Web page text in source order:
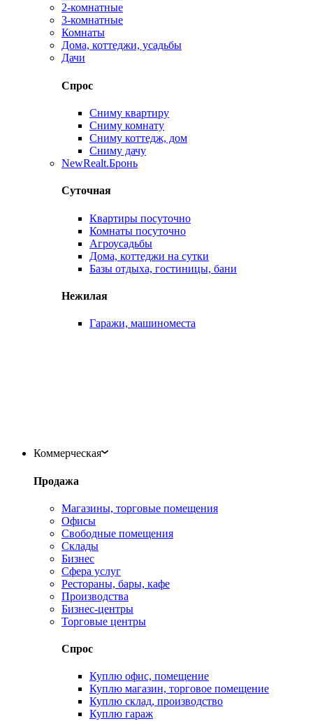
2-комнатные
3-комнатные
Комнаты
Дома, коттеджи, усадьбы
Дачи
Спрос
Сниму квартиру
Сниму комнату
Сниму коттедж, дом
Сниму дачу
NewRealt.Бронь
Суточная
Квартиры посуточно
Комнаты посуточно
Агроусадьбы
Дома, коттеджи на сутки
Базы отдыха, гостиницы, бани
Нежилая
Гаражи, машиноместа
Коммерческая
Продажа
Магазины, торговые помещения
Офисы
Свободные помещения
Склады
Бизнес
Сфера услуг
Рестораны, бары, кафе
Производства
Бизнес-центры
Торговые центры
Спрос
Куплю офис, помещение
Куплю магазин, торговое помещение
Куплю склад, производство
Куплю гараж